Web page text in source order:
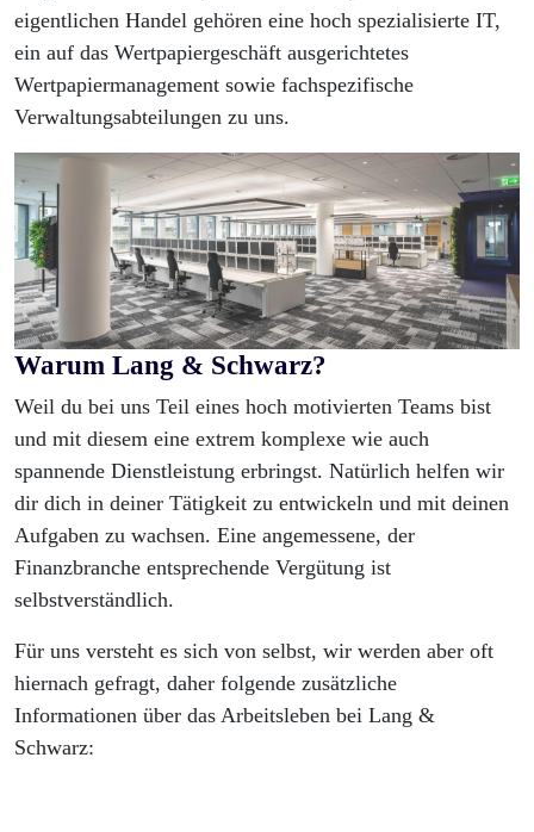
eigentlichen Handel gehören eine hoch spezialisierte IT,
ein auf das Wertpapiergeschäft ausgerichtetes
Wertpapiermanagement sowie fachspezifische
Verwaltungsabteilungen zu uns.
Warum Lang & Schwarz?
Weil du bei uns Teil eines hoch motivierten Teams bist
und mit diesem eine extrem komplexe wie auch
spannende Dienstleistung erbringst. Natürlich helfen wir
dir dich in deiner Tätigkeit zu entwickeln und mit deinen
Aufgaben zu wachsen. Eine angemessene, der
Finanzbranche entsprechende Vergütung ist
selbstverständlich.
Für uns versteht es sich von selbst, wir werden aber oft
hiernach gefragt, daher folgende zusätzliche
Informationen über das Arbeitsleben bei Lang &
Schwarz: